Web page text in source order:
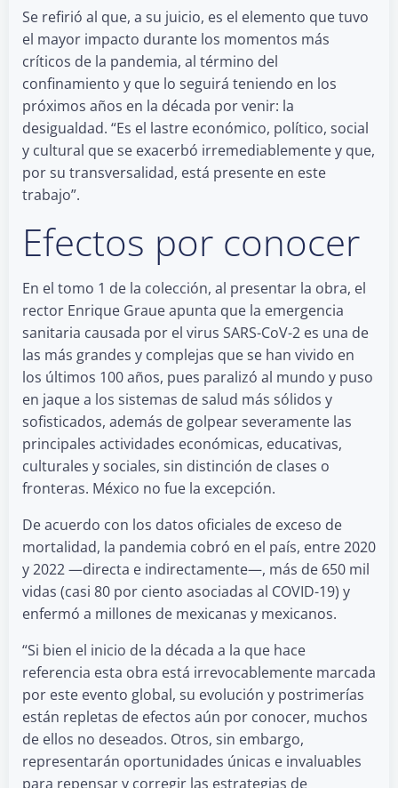
Se refirió al que, a su juicio, es el elemento que tuvo
el mayor impacto durante los momentos más
críticos de la pandemia, al término del
confinamiento y que lo seguirá teniendo en los
próximos años en la década por venir: la
desigualdad. “Es el lastre económico, político, social
y cultural que se exacerbó irremediablemente y que,
por su transversalidad, está presente en este
trabajo”.
Efectos por conocer
En el tomo 1 de la colección, al presentar la obra, el
rector Enrique Graue apunta que la emergencia
sanitaria causada por el virus SARS-CoV-2 es una de
las más grandes y complejas que se han vivido en
los últimos 100 años, pues paralizó al mundo y puso
en jaque a los sistemas de salud más sólidos y
sofisticados, además de golpear severamente las
principales actividades económicas, educativas,
culturales y sociales, sin distinción de clases o
fronteras. México no fue la excepción.
De acuerdo con los datos oficiales de exceso de
mortalidad, la pandemia cobró en el país, entre 2020
y 2022 —directa e indirectamente—, más de 650 mil
vidas (casi 80 por ciento asociadas al COVID-19) y
enfermó a millones de mexicanas y mexicanos.
“Si bien el inicio de la década a la que hace
referencia esta obra está irrevocablemente marcada
por este evento global, su evolución y postrimerías
están repletas de efectos aún por conocer, muchos
de ellos no deseados. Otros, sin embargo,
representarán oportunidades únicas e invaluables
para repensar y corregir las estrategias de